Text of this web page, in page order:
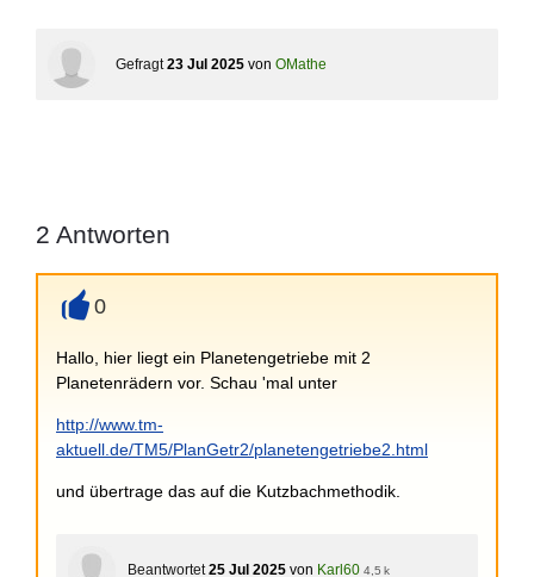
Gefragt 23 Jul 2025 von OMathe
2 Antworten
+
0
Hallo, hier liegt ein Planetengetriebe mit 2
Planetenrädern vor. Schau 'mal unter
http://www.tm-
aktuell.de/TM5/PlanGetr2/planetengetriebe2.html
und übertrage das auf die Kutzbachmethodik.
Beantwortet 25 Jul 2025 von Karl60 4,5 k